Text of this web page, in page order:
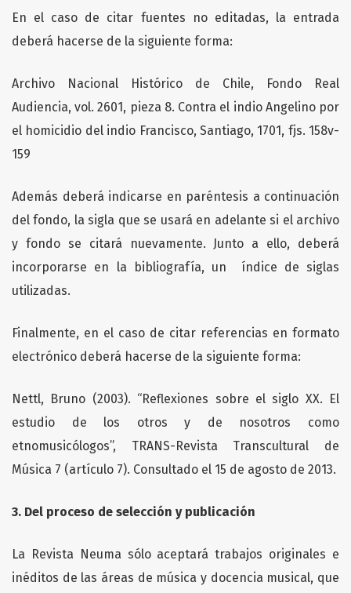
En el caso de citar fuentes no editadas, la entrada
deberá hacerse de la siguiente forma:
Archivo Nacional Histórico de Chile, Fondo Real
Audiencia, vol. 2601, pieza 8. Contra el indio Angelino por
el homicidio del indio Francisco, Santiago, 1701, fjs. 158v-
159
Además deberá indicarse en paréntesis a continuación
del fondo, la sigla que se usará en adelante si el archivo
y fondo se citará nuevamente. Junto a ello, deberá
incorporarse en la bibliografía, un índice de siglas
utilizadas.
Finalmente, en el caso de citar referencias en formato
electrónico deberá hacerse de la siguiente forma:
Nettl, Bruno (2003). “Reflexiones sobre el siglo XX. El
estudio de los otros y de nosotros como
etnomusicólogos”, TRANS-Revista Transcultural de
Música 7 (artículo 7). Consultado el 15 de agosto de 2013.
3. Del proceso de selección y publicación
La Revista Neuma sólo aceptará trabajos originales e
inéditos de las áreas de música y docencia musical, que